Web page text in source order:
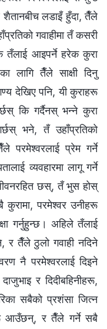
शैतानबीच लडाइँ हुँदा, तैँले
गवाहीमा तँ कसरी
तँलाई आइपर्ने हरेक कुरा
लागि तैँले साक्षी दिनु
देखिए पनि, यी कुराहरू
कि गर्दैनस् भन्‍ने कुरा
भने, तँ उहाँप्रतिको
परमेश्‍वरलाई प्रेम गर्ने
व्यवहारमा लागू गर्ने
छस्, तँ भुस होस्
परमेश्‍वर उनीहरू
गर्नुहुन्छ। अहिले तँलाई
तैँले ठुलो गवाही नदिने
नै परमेश्‍वरलाई दिइने
र दिदीबहिनीहरू,
सबैको प्रशंसा जित्न
आउँछन्, र तैँले गर्ने सबै